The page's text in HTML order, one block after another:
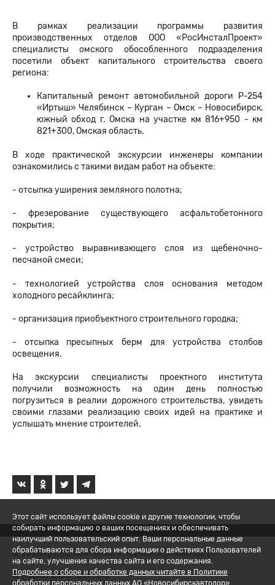
В рамках реализации программы развития
производственных отделов ООО «РосИнсталПроект»
специалисты омского обособленного подразделения
посетили объект капитального строительства своего
региона:
Капитальный ремонт автомобильной дороги Р-254
«Иртыш» Челябинск – Курган – Омск – Новосибирск,
южный обход г. Омска на участке км 816+950 - км
821+300, Омская область.
В ходе практической экскурсии инженеры компании
ознакомились с такими видам работ на объекте:
- отсыпка уширения земляного полотна;
- фрезерование существующего асфальтобетонного
покрытия;
- устройство выравнивающего слоя из щебеночно-
песчаной смеси;
- технологией устройства слоя основания методом
холодного ресайклинга;
- организация приобъектного строительного городка;
- отсыпка пресыпных берм для устройства столбов
освещения.
На экскурсии специалисты проектного института
получили возможность на один день полностью
погрузиться в реалии дорожного строительства, увидеть
своими глазами реализацию своих идей на практике и
услышать мнение строителей.
© 2026 Группа компаний «Новосибирскавтодор»
8 (800) 200-05-06
Этот сайт использует файлы cookie и другие технологии, чтобы
собирать информацию о ваших посещениях и обеспечивать
наилучший пользовательский опыт. Ваши персональные данные
обрабатываются для сбора информации о действиях Пользователей
на сайте, улучшения качества сайта и его содержания.
Подробнее о сборе и обработке данных читайте в Политике
обработки персональных данных АО «Новосибирскавтодор».